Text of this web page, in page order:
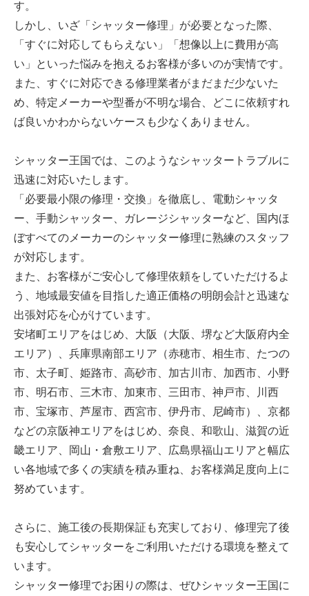
す。
しかし、いざ「シャッター修理」が必要となった際、
「すぐに対応してもらえない」「想像以上に費用が高
い」といった悩みを抱えるお客様が多いのが実情です。
また、すぐに対応できる修理業者がまだまだ少ないた
め、特定メーカーや型番が不明な場合、どこに依頼すれ
ば良いかわからないケースも少なくありません。
シャッター王国では、このようなシャッタートラブルに
迅速に対応いたします。
「必要最小限の修理・交換」を徹底し、電動シャッタ
ー、手動シャッター、ガレージシャッターなど、国内ほ
ぼすべてのメーカーのシャッター修理に熟練のスタッフ
が対応します。
また、お客様がご安心して修理依頼をしていただけるよ
う、地域最安値を目指した適正価格の明朗会計と迅速な
出張対応を心がけています。
安堵町エリアをはじめ、大阪（大阪、堺など大阪府内全
エリア）、兵庫県南部エリア（赤穂市、相生市、たつの
市、太子町、姫路市、高砂市、加古川市、加西市、小野
市、明石市、三木市、加東市、三田市、神戸市、川西
市、宝塚市、芦屋市、西宮市、伊丹市、尼崎市）、京都
などの京阪神エリアをはじめ、奈良、和歌山、滋賀の近
畿エリア、岡山・倉敷エリア、広島県福山エリアと幅広
い各地域で多くの実績を積み重ね、お客様満足度向上に
努めています。
さらに、施工後の長期保証も充実しており、修理完了後
も安心してシャッターをご利用いただける環境を整えて
います。
シャッター修理でお困りの際は、ぜひシャッター王国に